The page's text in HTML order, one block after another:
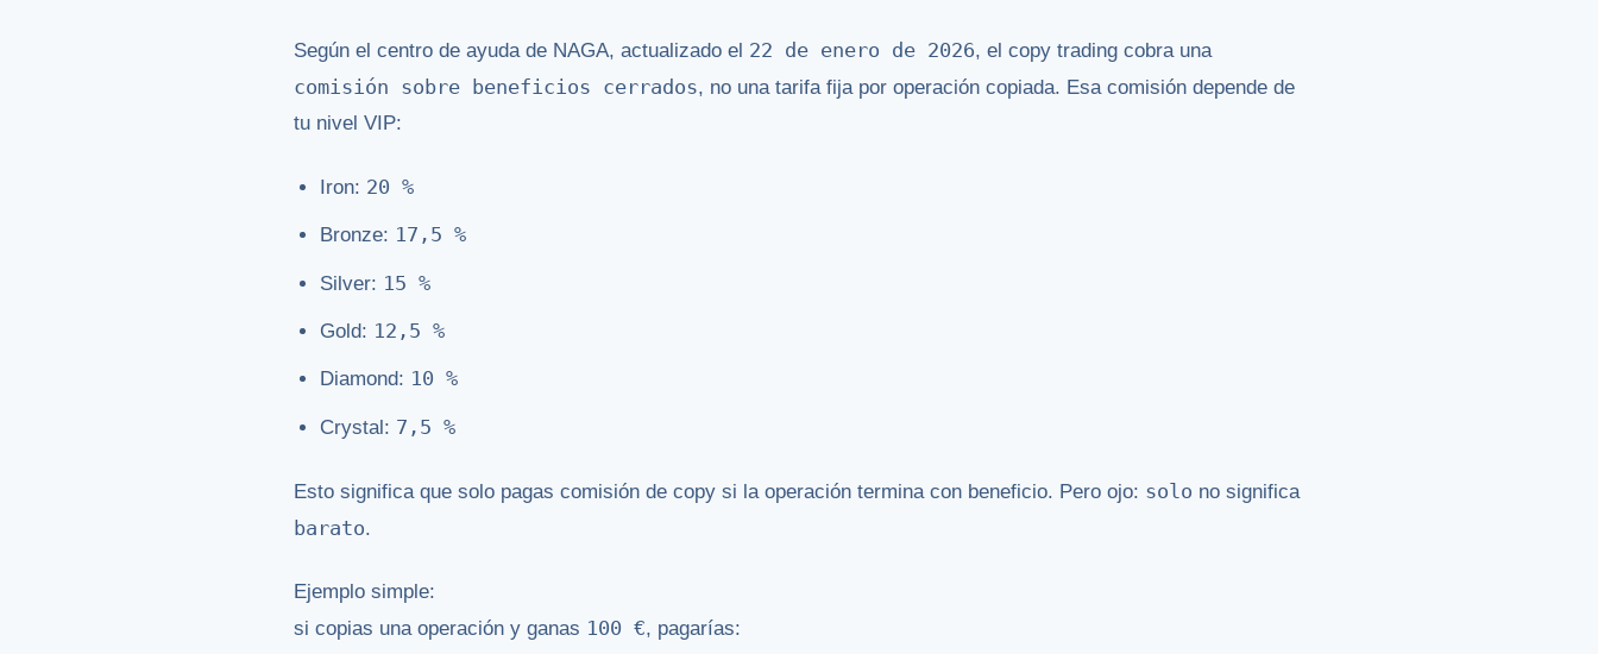
Según el centro de ayuda de NAGA, actualizado el 22 de enero de 2026, el copy trading cobra una
comisión sobre beneficios cerrados, no una tarifa fija por operación copiada. Esa comisión depende de
tu nivel VIP:
Iron: 20 %
Bronze: 17,5 %
Silver: 15 %
Gold: 12,5 %
Diamond: 10 %
Crystal: 7,5 %
Esto significa que solo pagas comisión de copy si la operación termina con beneficio. Pero ojo: solo no significa
barato.
Ejemplo simple:
si copias una operación y ganas 100 €, pagarías: